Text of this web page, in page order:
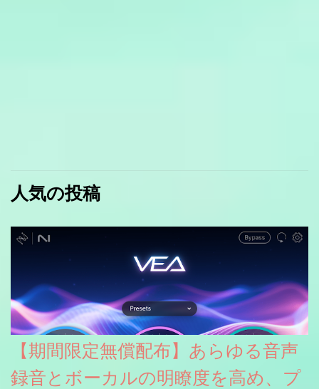
人気の投稿
【期間限定無償配布】あらゆる音声
録音とボーカルの明瞭度を高め、プ